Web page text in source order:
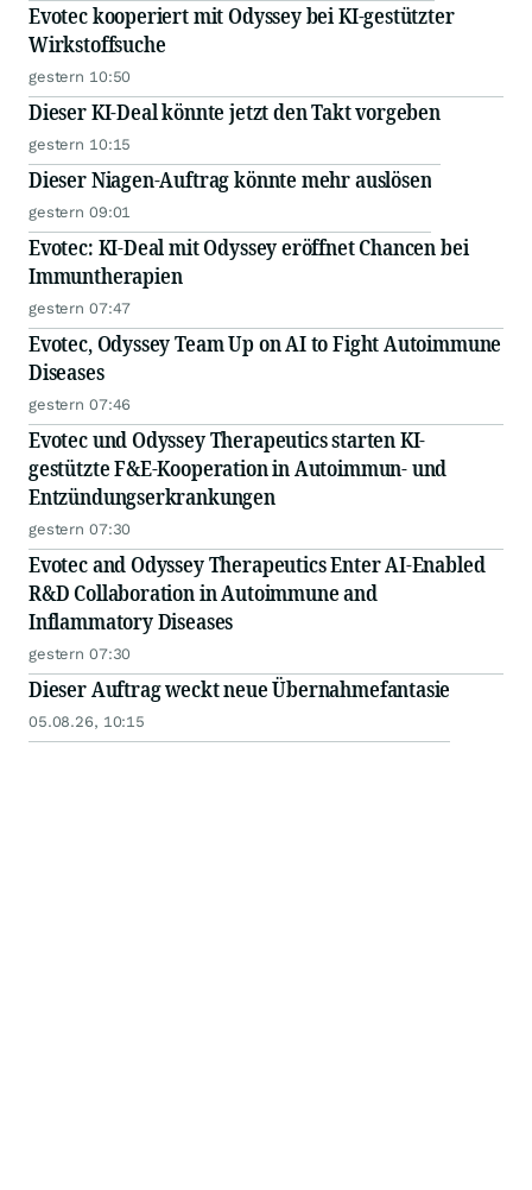
Evotec kooperiert mit Odyssey bei KI-gestützter
Wirkstoffsuche
gestern 10:50
Dieser KI-Deal könnte jetzt den Takt vorgeben
gestern 10:15
Dieser Niagen-Auftrag könnte mehr auslösen
gestern 09:01
Evotec: KI-Deal mit Odyssey eröffnet Chancen bei
Immuntherapien
gestern 07:47
Evotec, Odyssey Team Up on AI to Fight Autoimmune
Diseases
gestern 07:46
Evotec und Odyssey Therapeutics starten KI-
gestützte F&E-Kooperation in Autoimmun- und
Entzündungserkrankungen
gestern 07:30
Evotec and Odyssey Therapeutics Enter AI-Enabled
R&D Collaboration in Autoimmune and
Inflammatory Diseases
gestern 07:30
Dieser Auftrag weckt neue Übernahmefantasie
05.08.26, 10:15